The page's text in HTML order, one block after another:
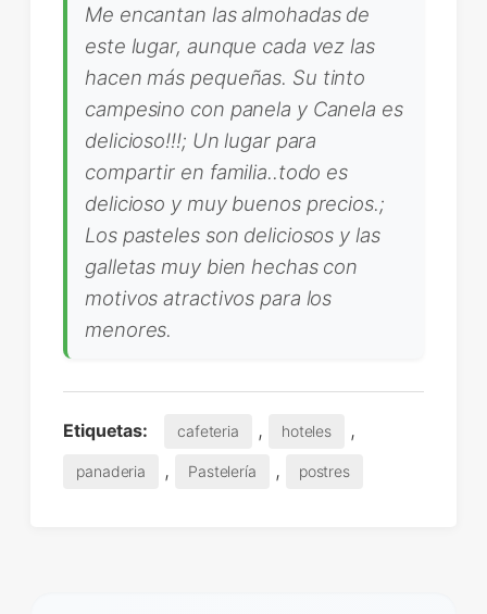
Me encantan las almohadas de
este lugar, aunque cada vez las
hacen más pequeñas. Su tinto
campesino con panela y Canela es
delicioso!!!; Un lugar para
compartir en familia..todo es
delicioso y muy buenos precios.;
Los pasteles son deliciosos y las
galletas muy bien hechas con
motivos atractivos para los
menores.
Etiquetas: cafeteria , hoteles ,
panaderia , Pastelería , postres